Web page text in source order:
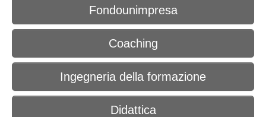
Fondounimpresa
Coaching
Ingegneria della formazione
Didattica